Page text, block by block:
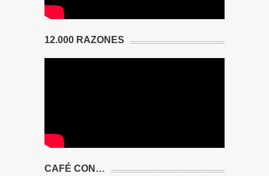
12.000 RAZONES
CAFÉ CON…